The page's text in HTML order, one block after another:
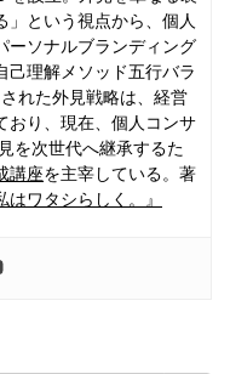
」という視点から、個人
ーソナルブランディング
己理解メソッド五行バラ
れた外見戦略は、経営
おり、現在、個人コンサ
を次世代へ継承するた
講座を主宰している。著
はワタシらしく。』